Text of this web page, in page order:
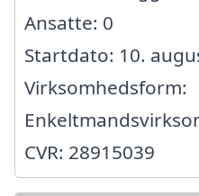
Ansatte: 0
Startdato: 10.
Virksomhedsform:
CVR: 28915039